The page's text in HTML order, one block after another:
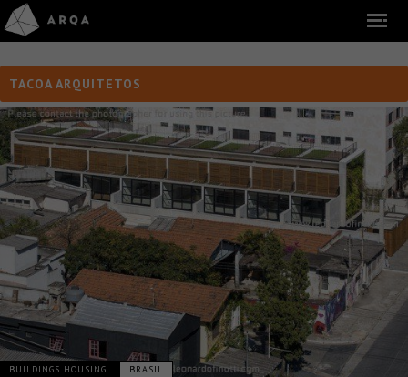
TACOA ARQUITETOS
BUILDINGS HOUSING BRASIL